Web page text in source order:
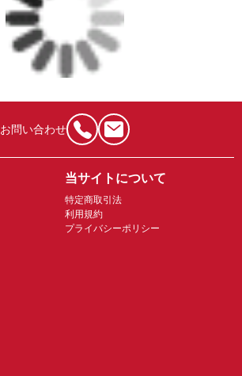
お問い合わせ
当サイトについて
特定商取引法
利用規約
プライバシーポリシー